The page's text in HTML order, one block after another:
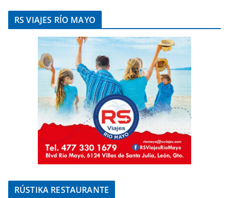
RS VIAJES RÍO MAYO
RÚSTIKA RESTAURANTE